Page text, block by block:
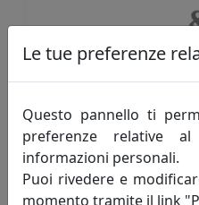
Le tue preferenze
Questo pannello ti
preferenze relative
informazioni personali.
Puoi rivedere e
momento tramite il link